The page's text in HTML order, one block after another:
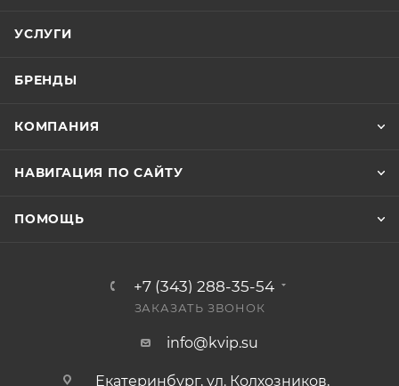
УСЛУГИ
БРЕНДЫ
КОМПАНИЯ
НАВИГАЦИЯ ПО САЙТУ
ПОМОЩЬ
+7 (343) 288-35-54
ЗАКАЗАТЬ ЗВОНОК
info@kvip.su
Екатеринбург, ул. Колхозников,